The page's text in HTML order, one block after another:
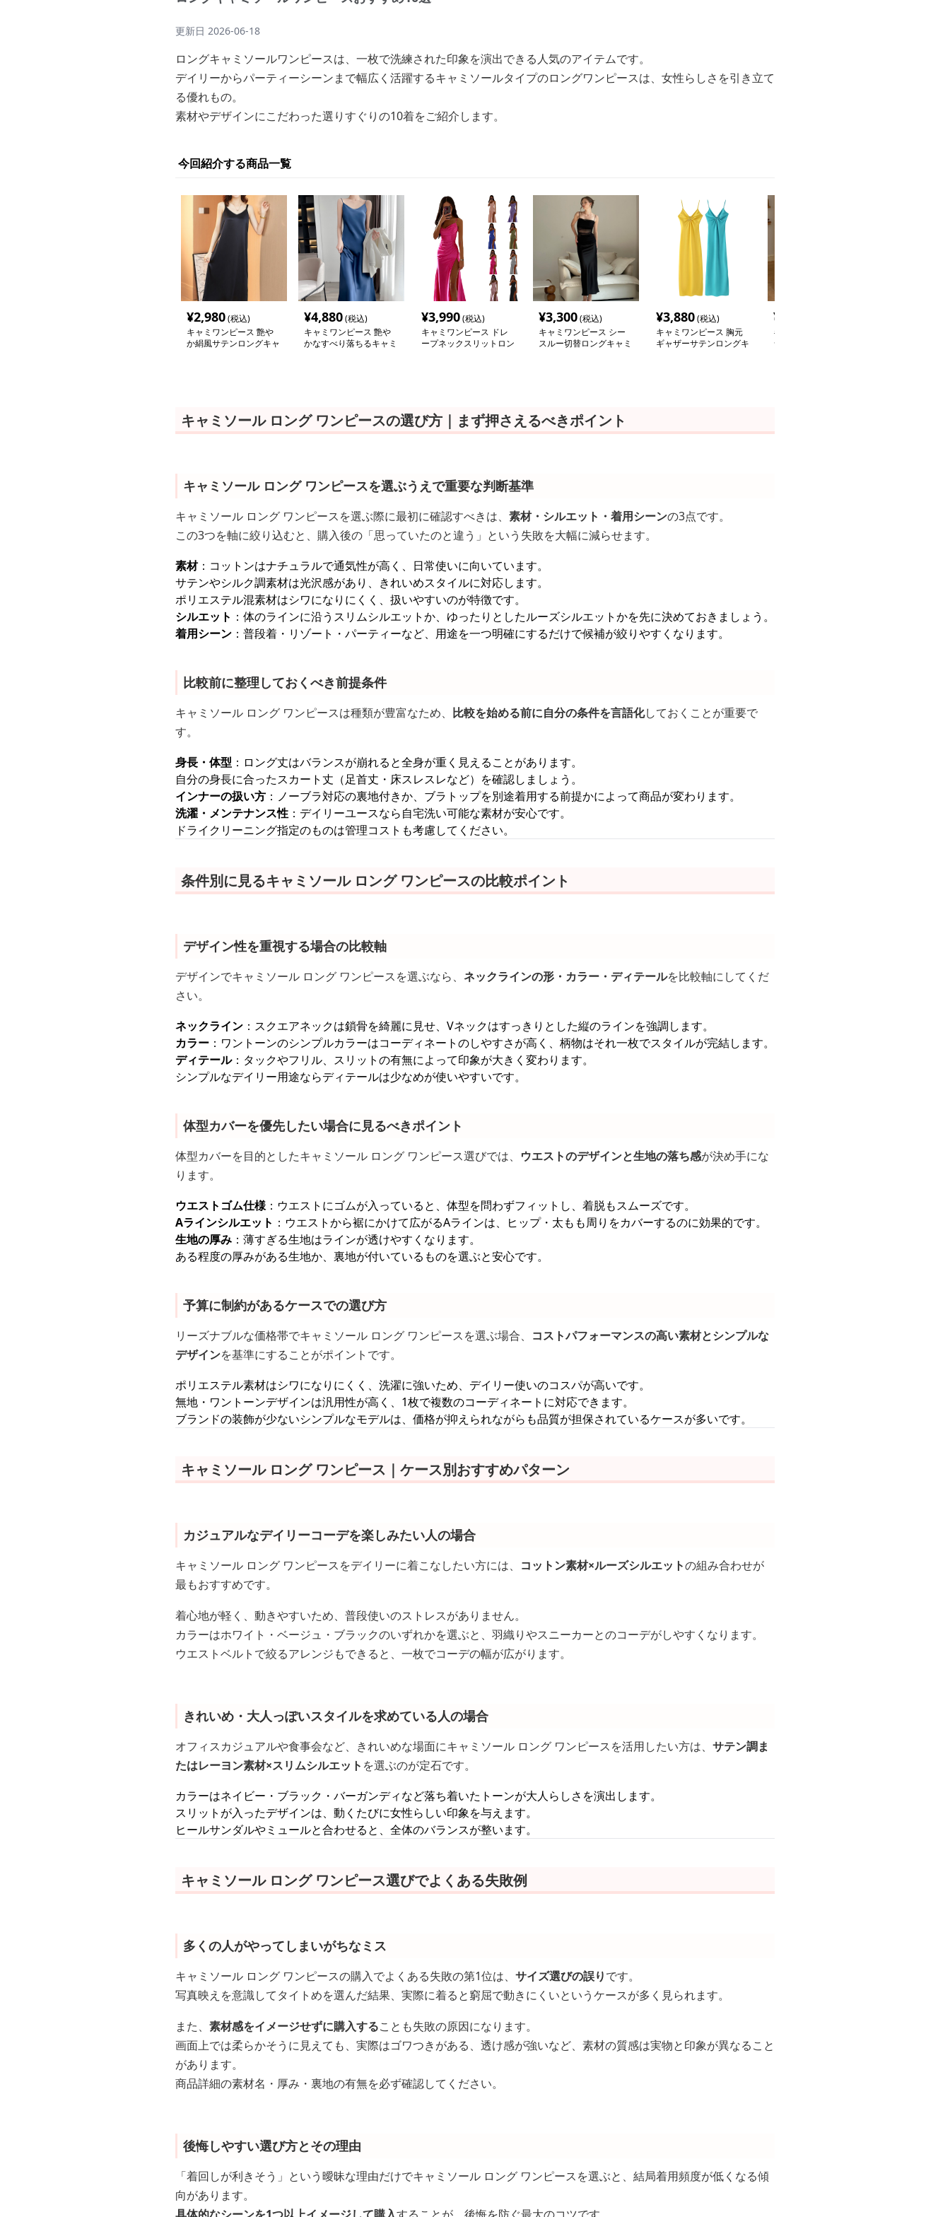
更新日 2026-06-18
ロングキャミソールワンピースは、一枚で洗練された印象を演出できる人気のアイテムです。
デイリーからパーティーシーンまで幅広く活躍するキャミソールタイプのロングワンピースは、女性らしさを引き立て
る優れもの。
素材やデザインにこだわった選りすぐりの10着をご紹介します。
今回紹介する商品一覧
¥2,980(税込)
キャミワンピース 艶や
か絹風サテンロングキャ
¥4,880(税込)
キャミワンピース 艶や
かなすべり落ちるキャミ
¥3,990(税込)
キャミワンピース ドレ
ープネックスリットロン
¥3,300(税込)
キャミワンピース シー
スルー切替ロングキャミ
¥3,880(税込)
キャミワンピース 胸元
ギャザーサテンロングキ
¥
キャミワンピース 上品
シルエット光沢ロングキ
キャミソール ロング ワンピースの選び方｜まず押さえるべきポイント
キャミソール ロング ワンピースを選ぶうえで重要な判断基準
キャミソール ロング ワンピースを選ぶ際に最初に確認すべきは、 素材・シルエット・着用シーンの3点です。
この3つを軸に絞り込むと、購入後の「思っていたのと違う」という失敗を大幅に減らせます。
素材：コットンはナチュラルで通気性が高く、日常使いに向いています。
サテンやシルク調素材は光沢感があり、きれいめスタイルに対応します。
ポリエステル混素材はシワになりにくく、扱いやすいのが特徴です。
シルエット ：体のラインに沿うスリムシルエットか、ゆったりとしたルーズシルエットかを先に決めておきましょう。
着用シーン ：普段着・リゾート・パーティーなど、用途を一つ明確にするだけで候補が絞りやすくなります。
比較前に整理しておくべき前提条件
キャミソール ロング ワンピースは種類が豊富なため、 比較を始める前に自分の条件を言語化しておくことが重要で
す。
身長・体型 ：ロング丈はバランスが崩れると全身が重く見えることがあります。
自分の身長に合ったスカート丈（足首丈・床スレスレなど）を確認しましょう。
インナーの扱い方 ：ノーブラ対応の裏地付きか、ブラトップを別途着用する前提かによって商品が変わります。
洗濯・メンテナンス性 ：デイリーユースなら自宅洗い可能な素材が安心です。
ドライクリーニング指定のものは管理コストも考慮してください。
条件別に見るキャミソール ロング ワンピースの比較ポイント
デザイン性を重視する場合の比較軸
デザインでキャミソール ロング ワンピースを選ぶなら、 ネックラインの形・カラー・ディテールを比較軸にしてくだ
さい。
ネックライン ：スクエアネックは鎖骨を綺麗に見せ、Vネックはすっきりとした縦のラインを強調します。
カラー ：ワントーンのシンプルカラーはコーディネートのしやすさが高く、柄物はそれ一枚でスタイルが完結します。
ディテール：タックやフリル、スリットの有無によって印象が大きく変わります。
シンプルなデイリー用途ならディテールは少なめが使いやすいです。
体型カバーを優先したい場合に見るべきポイント
体型カバーを目的としたキャミソール ロング ワンピース選びでは、 ウエストのデザインと生地の落ち感が決め手にな
ります。
ウエストゴム仕様：ウエストにゴムが入っていると、体型を問わずフィットし、着脱もスムーズです。
Aラインシルエット ：ウエストから裾にかけて広がるAラインは、ヒップ・太もも周りをカバーするのに効果的です。
生地の厚み ：薄すぎる生地はラインが透けやすくなります。
ある程度の厚みがある生地か、裏地が付いているものを選ぶと安心です。
予算に制約があるケースでの選び方
リーズナブルな価格帯でキャミソール ロング ワンピースを選ぶ場合、 コストパフォーマンスの高い素材とシンプルな
デザインを基準にすることがポイントです。
ポリエステル素材はシワになりにくく、洗濯に強いため、デイリー使いのコスパが高いです。
無地・ワントーンデザインは汎用性が高く、1枚で複数のコーディネートに対応できます。
ブランドの装飾が少ないシンプルなモデルは、価格が抑えられながらも品質が担保されているケースが多いです。
キャミソール ロング ワンピース｜ケース別おすすめパターン
カジュアルなデイリーコーデを楽しみたい人の場合
キャミソール ロング ワンピースをデイリーに着こなしたい方には、 コットン素材×ルーズシルエットの組み合わせが
最もおすすめです。
着心地が軽く、動きやすいため、普段使いのストレスがありません。
カラーはホワイト・ベージュ・ブラックのいずれかを選ぶと、羽織りやスニーカーとのコーデがしやすくなります。
ウエストベルトで絞るアレンジもできると、一枚でコーデの幅が広がります。
きれいめ・大人っぽいスタイルを求めている人の場合
オフィスカジュアルや食事会など、きれいめな場面にキャミソール ロング ワンピースを活用したい方は、 サテン調ま
たはレーヨン素材×スリムシルエット を選ぶのが定石です。
カラーはネイビー・ブラック・バーガンディなど落ち着いたトーンが大人らしさを演出します。
スリットが入ったデザインは、動くたびに女性らしい印象を与えます。
ヒールサンダルやミュールと合わせると、全体のバランスが整います。
キャミソール ロング ワンピース選びでよくある失敗例
多くの人がやってしまいがちなミス
キャミソール ロング ワンピースの購入でよくある失敗の第1位は、 サイズ選びの誤りです。
写真映えを意識してタイトめを選んだ結果、実際に着ると窮屈で動きにくいというケースが多く見られます。
また、 素材感をイメージせずに購入することも失敗の原因になります。
画面上では柔らかそうに見えても、実際はゴワつきがある、透け感が強いなど、素材の質感は実物と印象が異なること
があります。
商品詳細の素材名・厚み・裏地の有無を必ず確認してください。
後悔しやすい選び方とその理由
「着回しが利きそう」という曖昧な理由だけでキャミソール ロング ワンピースを選ぶと、結局着用頻度が低くなる傾
向があります。